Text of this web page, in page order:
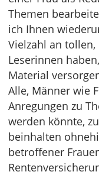
Themen
ich Ihnen
Vielzahl an
Leserinnen
Material
Alle, Männer wie
Anregungen zu
werden könnte,
beinhalten
betroffener